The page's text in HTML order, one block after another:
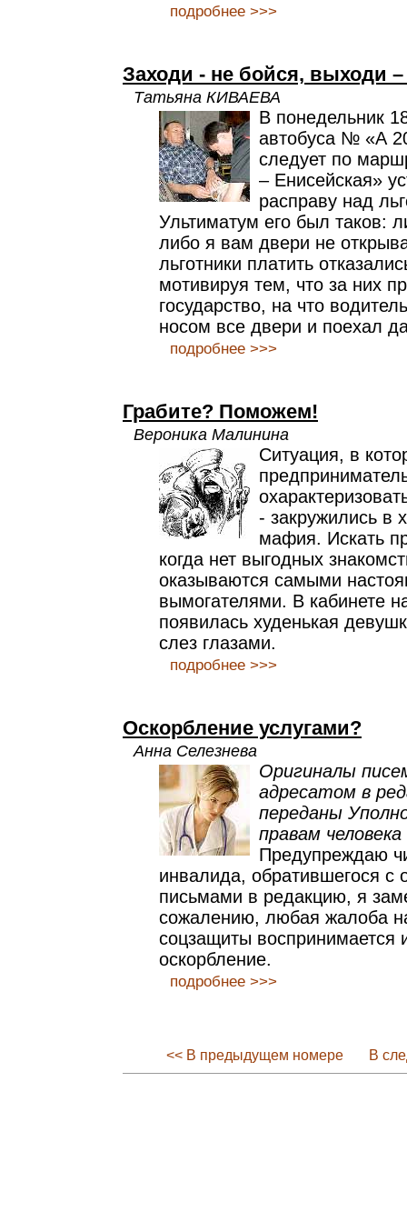
подробнее >>>
Заходи - не бойся, выходи
Татьяна КИВАЕВА
В понедельник
автобуса № «А
следует по
– Енисейская»
расправу над
Ультиматум его был таков:
либо я вам двери не
льготники платить
мотивируя тем, что за них
государство, на что
носом все двери и поехал
подробнее >>>
Грабите? Поможем!
Вероника Малинина
Ситуация, в
- закружились в
мафия. Искать
когда нет выгодных
оказываются самыми
вымогателями. В кабинете
появилась худенькая
слез глазами.
подробнее >>>
Оскорбление услугами?
Анна Селезнева
Оригиналы
адресатом в
переданы
правам
Предупреждаю
инвалида, обратившегося с
письмами в редакцию, я
сожалению, любая жалоба
соцзащиты воспринимается
оскорбление.
подробнее >>>
<< В предыдущем номере В